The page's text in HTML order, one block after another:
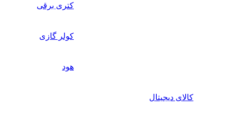
کتری برقی
کولر گازی
هود
کالای دیجیتال